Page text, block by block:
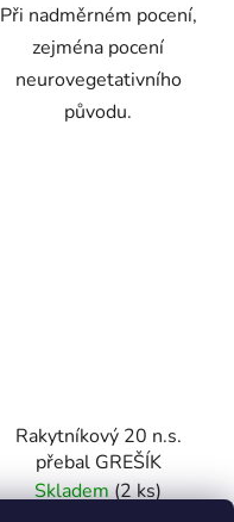
Při nadměrném pocení,
zejména pocení
neurovegetativního
původu.
Rakytníkový 20 n.s.
přebal GREŠÍK
Skladem(2 ks)